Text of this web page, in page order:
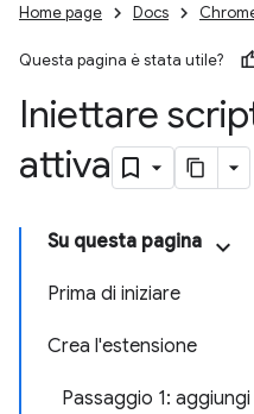
Home page Docs
Questa pagina è stata utile?
Iniettare
attiva
Su questa pagina
Prima di iniziare
Crea l'estensione
Passaggio 1: